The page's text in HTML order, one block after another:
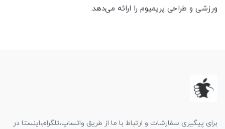
ورزشی و طراحی پریمیوم را ارائه می‌دهد.
برای پیگیری سفارشات و ارتباط با ما از طریق واتساپ،تلگرام،اینستا در